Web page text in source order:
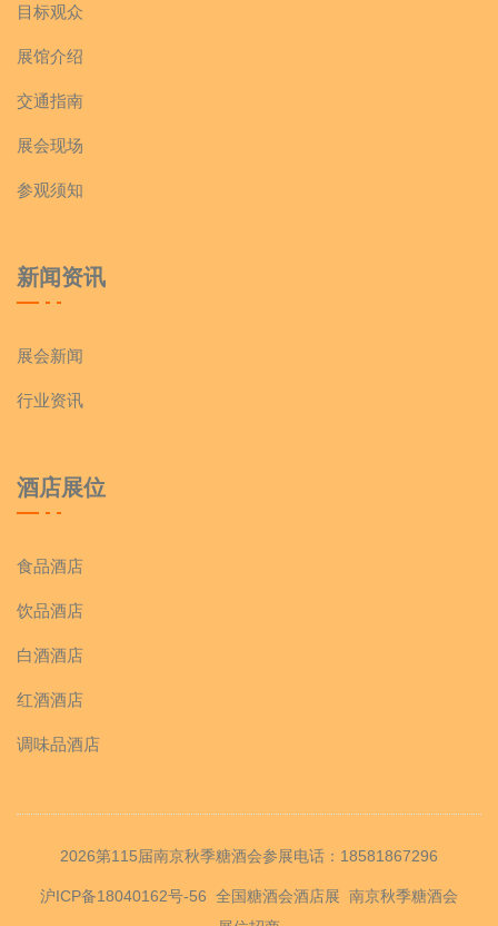
目标观众
展馆介绍
交通指南
展会现场
参观须知
新闻资讯
展会新闻
行业资讯
酒店展位
食品酒店
饮品酒店
白酒酒店
红酒酒店
调味品酒店
2026第115届南京秋季糖酒会参展电话：18581867296
沪ICP备18040162号-56 全国糖酒会酒店展 南京秋季糖酒会